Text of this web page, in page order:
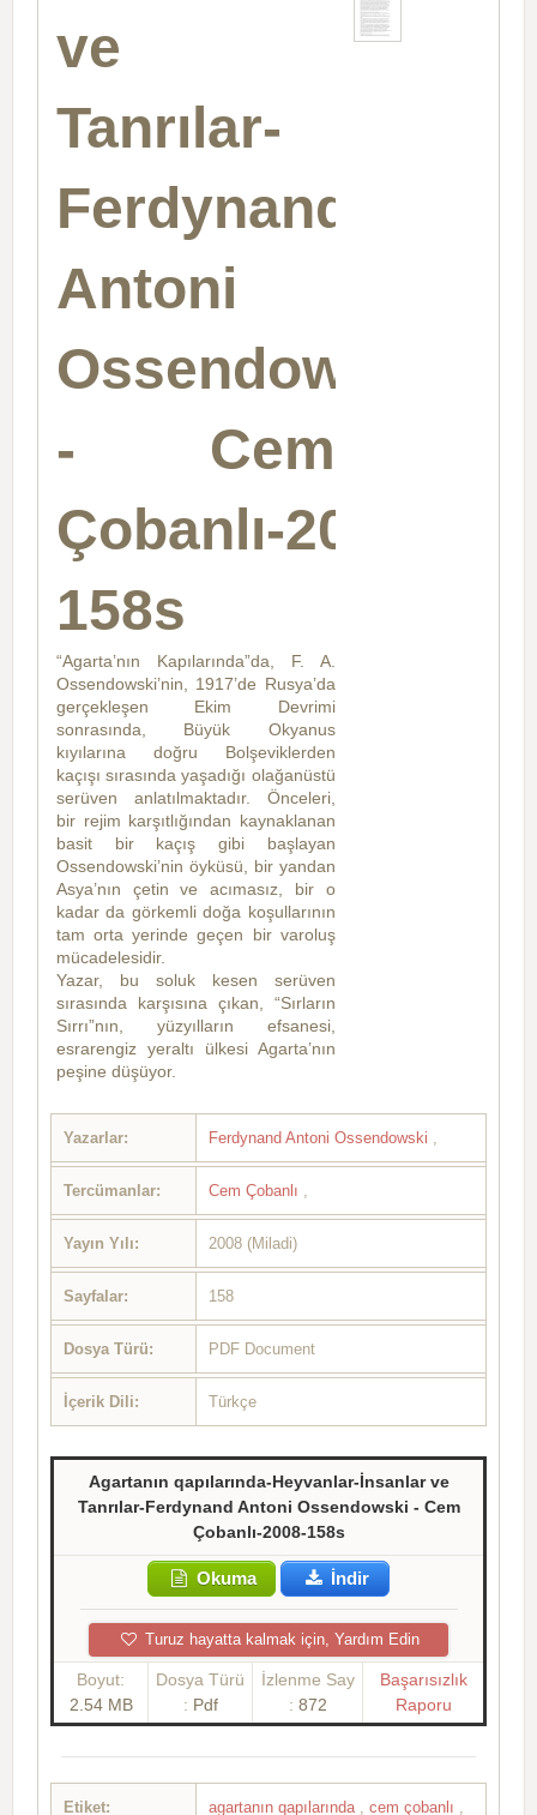
ve
Tanrılar-
Ferdynand
Antoni
Ossendowski
- Cem
Çobanlı-2008-
158s
“Agarta’nın Kapılarında”da, F. A.
Ossendowski’nin, 1917’de Rusya’da
gerçekleşen Ekim Devrimi
sonrasında, Büyük Okyanus
kıyılarına doğru Bolşeviklerden
kaçışı sırasında yaşadığı olağanüstü
serüven anlatılmaktadır. Önceleri,
bir rejim karşıtlığından kaynaklanan
basit bir kaçış gibi başlayan
Ossendowski’nin öyküsü, bir yandan
Asya’nın çetin ve acımasız, bir o
kadar da görkemli doğa koşullarının
tam orta yerinde geçen bir varoluş
mücadelesidir.
Yazar, bu soluk kesen serüven
sırasında karşısına çıkan, “Sırların
Sırrı”nın, yüzyılların efsanesi,
esrarengiz yeraltı ülkesi Agarta’nın
peşine düşüyor.
Yazarlar: Ferdynand Antoni Ossendowski
Tercümanlar: Cem Çobanlı
Yayın Yılı: 2008 (Miladi)
Sayfalar: 158
Dosya Türü: PDF Document
İçerik Dili: Türkçe
Agartanın qapılarında-Heyvanlar-İnsanlar ve
Tanrılar-Ferdynand Antoni Ossendowski - Cem
Çobanlı-2008-158s
Okuma İndir
Turuz hayatta kalmak için, Yardım Edin
Boyut:
2.54 MB
Dosya Türü
: Pdf
İzlenme Say
: 872
Başarısızlık
Raporu
Etiket: agartanın qapılarında cem çobanlı